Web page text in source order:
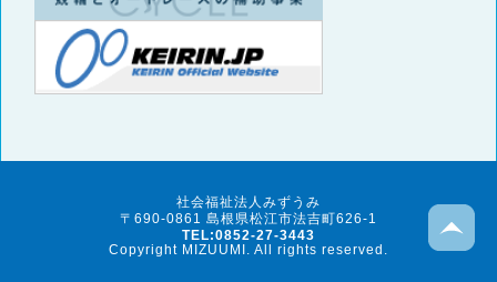
社会福祉法人みずうみ
〒690-0861 島根県松江市法吉町626-1
TEL:0852-27-3443
Copyright MIZUUMI. All rights reserved.